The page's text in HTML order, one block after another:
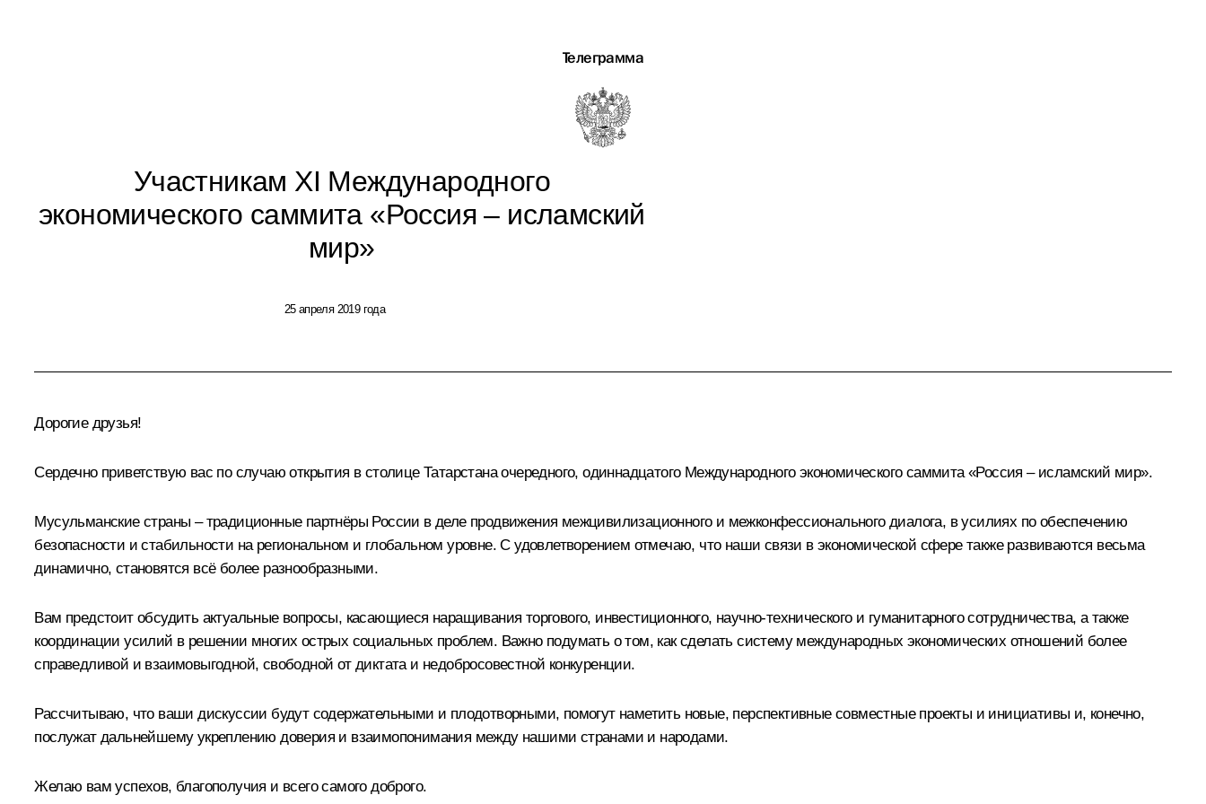
Телеграмма
Участникам XI Международного
экономического саммита «Россия – исламский
мир»
25 апреля 2019 года
Дорогие друзья!
Сердечно приветствую вас по случаю открытия в столице Татарстана очередного, одиннадцатого Международного экономического саммита «Россия – исламский мир».
Мусульманские страны – традиционные партнёры России в деле продвижения межцивилизационного и межконфессионального диалога, в усилиях по обеспечению
безопасности и стабильности на региональном и глобальном уровне. С удовлетворением отмечаю, что наши связи в экономической сфере также развиваются весьма
динамично, становятся всё более разнообразными.
Вам предстоит обсудить актуальные вопросы, касающиеся наращивания торгового, инвестиционного, научно-технического и гуманитарного сотрудничества, а также
координации усилий в решении многих острых социальных проблем. Важно подумать о том, как сделать систему международных экономических отношений более
справедливой и взаимовыгодной, свободной от диктата и недобросовестной конкуренции.
Рассчитываю, что ваши дискуссии будут содержательными и плодотворными, помогут наметить новые, перспективные совместные проекты и инициативы и, конечно,
послужат дальнейшему укреплению доверия и взаимопонимания между нашими странами и народами.
Желаю вам успехов, благополучия и всего самого доброго.